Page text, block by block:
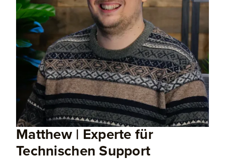
Matthew | Experte für
Technischen Support